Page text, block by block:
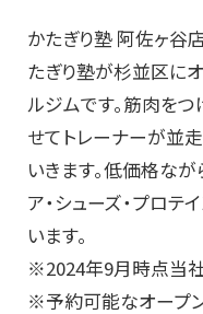
かたぎり塾 阿佐ヶ谷
たぎり塾が杉並区に
ルジムです。筋肉を
せてトレーナーが並
いきます。低価格な
ア・シューズ・プロ
います。
※2024年9月時点当
※予約可能なオープ